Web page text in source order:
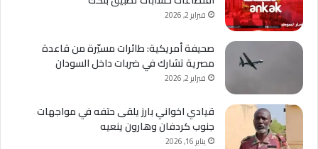
فبراير 2, 2026
صحيفة أمريكية: طائرات مسيّرة من قاعدة
مصرية تشارك في ضربات داخل السودان
فبراير 2, 2026
قيادي اخواني بارز يلقى حتفه في مواجهات
جنوب كردفان وهارون ينعيه
يناير 16, 2026